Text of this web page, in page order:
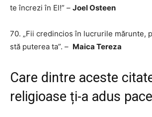
te încrezi în El!” – Joel Osteen
70. „Fii credincios în lucrurile mărunte,
stă puterea ta”. – Maica Tereza
Care dintre aceste
religioase ți-a adus